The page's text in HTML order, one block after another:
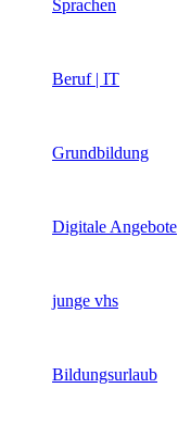
Sprachen
Beruf | IT
Grundbildung
Digitale Angebote
junge vhs
Bildungsurlaub